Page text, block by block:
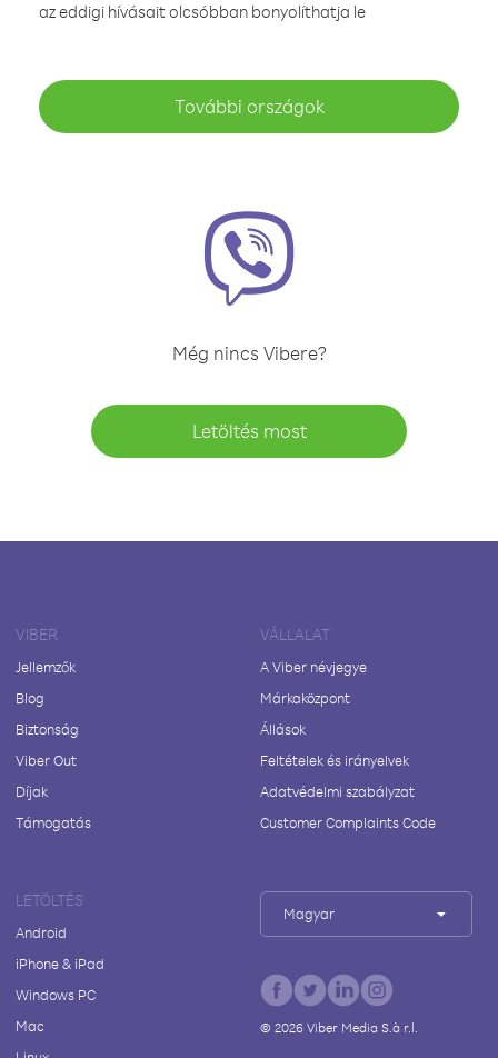
az eddigi hívásait olcsóbban bonyolíthatja le
További országok
Még nincs Vibere?
Letöltés most
VIBER
Jellemzők
Blog
Biztonság
Viber Out
Díjak
Támogatás
VÁLLALAT
A Viber névjegye
Márkaközpont
Állások
Feltételek és irányelvek
Adatvédelmi szabályzat
Customer Complaints Code
LETÖLTÉS
Android
iPhone & iPad
Windows PC
Mac
Magyar
© 2026Viber Media S.à r.l.